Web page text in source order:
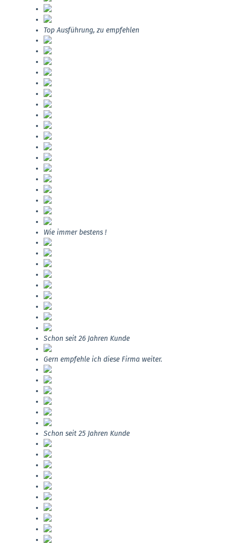
Top Ausführung, zu empfehlen
Wie immer bestens !
Schon seit 26 Jahren Kunde
Gern empfehle ich diese Firma weiter.
Schon seit 25 Jahren Kunde